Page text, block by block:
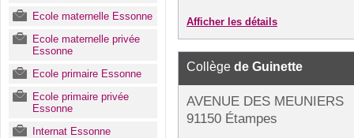
Ecole maternelle Essonne
Ecole maternelle privée
Essonne
Ecole primaire Essonne
Ecole primaire privée
Essonne
Internat Essonne
Afficher les détails
Collège de Guinette
AVENUE DES MEUNIERS
91150 Étampes